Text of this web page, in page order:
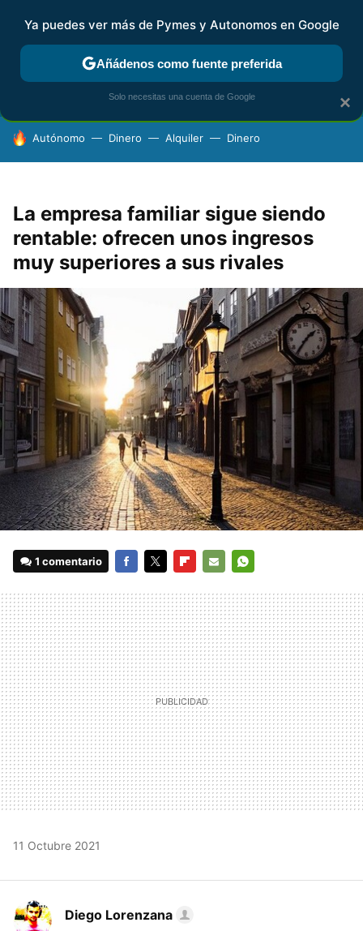
FISCALIDAD Y CONTABILIDAD KIT DIGITAL RENTA
HOY SE HABLA DE
Autónomo Dinero Alquiler Dinero
La empresa familiar sigue siendo
rentable: ofrecen unos ingresos
muy superiores a sus rivales
1 comentario
MAIL
11 Octubre 2021
Diego Lorenzana
×
Ya puedes ver más de Pymes y Autonomos en Google
Añádenos como fuente preferida
Solo necesitas una cuenta de Google